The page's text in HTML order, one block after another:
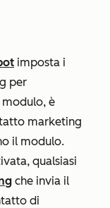
imposta i
per
è
marketing
il modulo.
qualsiasi
che invia il
di